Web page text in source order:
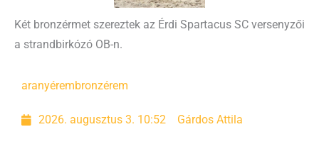
Két bronzérmet szereztek az Érdi Spartacus SC versenyzői
a strandbirkózó OB-n.
aranyérembronzérem
2026. augusztus 3. 10:52 Gárdos Attila